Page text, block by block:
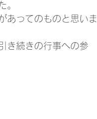
。
あってのものと思いま
き続きの行事への参